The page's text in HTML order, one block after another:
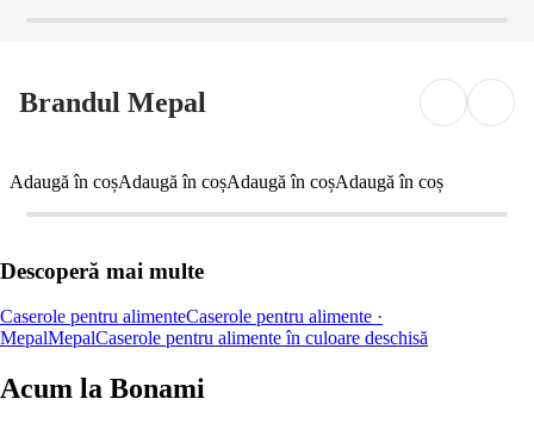
Brandul Mepal
Adaugă în coșAdaugă în coșAdaugă în coșAdaugă în coș
Descoperă mai multe
Caserole pentru alimenteCaserole pentru alimente ·
MepalMepalCaserole pentru alimente în culoare deschisă
Acum la Bonami